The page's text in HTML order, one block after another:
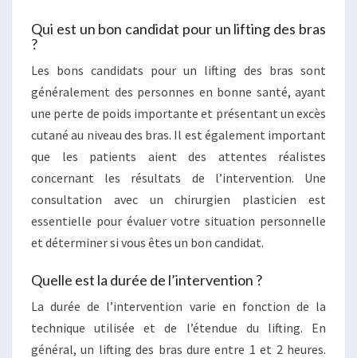
Qui est un bon candidat pour un lifting des bras
?
Les bons candidats pour un lifting des bras sont
généralement des personnes en bonne santé, ayant
une perte de poids importante et présentant un excès
cutané au niveau des bras. Il est également important
que les patients aient des attentes réalistes
concernant les résultats de l’intervention. Une
consultation avec un chirurgien plasticien est
essentielle pour évaluer votre situation personnelle
et déterminer si vous êtes un bon candidat.
Quelle est la durée de l’intervention ?
La durée de l’intervention varie en fonction de la
technique utilisée et de l’étendue du lifting. En
général, un lifting des bras dure entre 1 et 2 heures.